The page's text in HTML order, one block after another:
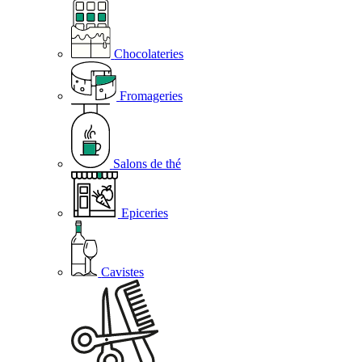
Chocolateries
Fromageries
Salons de thé
Epiceries
Cavistes